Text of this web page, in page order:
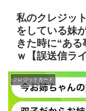
私のクレジッ
をしている妹
きた時に“あ
ｗ【誤送信ライ
クレジットカード